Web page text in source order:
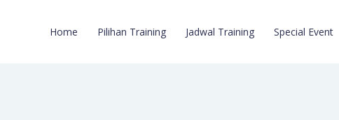
Home Pilihan Training Jadwal Training Special Event